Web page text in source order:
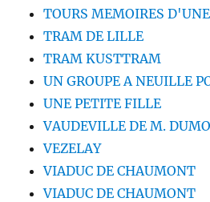
TOURS MEMOIRES
TRAM DE LILLE
TRAM KUSTTRAM
UN GROUPE A NEUILLE
UNE PETITE FILLE
VAUDEVILLE DE M.
VEZELAY
VIADUC DE CHAUMONT
VIADUC DE CHAUMONT